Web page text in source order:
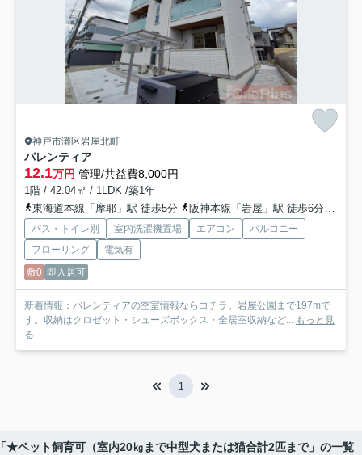
神戸市灘区岩屋北町
バレンティア
12.1万円 管理/共益費8,000円
1階 / 42.04㎡ / 1LDK /築1年
東海道本線「摩耶」駅 徒歩5分
阪神本線「岩屋」駅 徒歩6分
バス・トイレ別 室内洗濯機置場 エアコン
バルコニー
フローリング
電気有
敷0 即入居可
新着情報：バレンティアの空室情報ならコチラ。岩屋公園まで197mで
す。収納はクロゼット・シューズボックス・全居室収納など... もっと見
る
1
★ペット飼育可（室内20㎏まで中型犬または猫合計2匹まで」の一覧